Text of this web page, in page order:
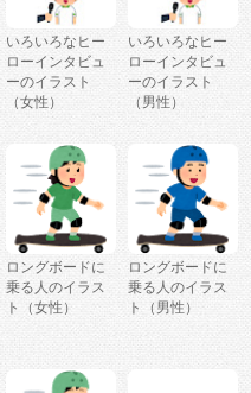
いろいろなヒー
ローインタビュ
ーのイラスト
（女性）
いろいろなヒー
ローインタビュ
ーのイラスト
（男性）
ロングボードに
乗る人のイラス
ト（女性）
ロングボードに
乗る人のイラス
ト（男性）